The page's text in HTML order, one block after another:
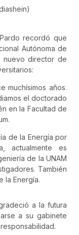
recordó que
Autónoma de
nuevo director de
muchísimos años.
el doctorado
en la Facultad de
de la Energía por
actualmente es
de la UNAM
También
la Energía.
a la futura
a su gabinete